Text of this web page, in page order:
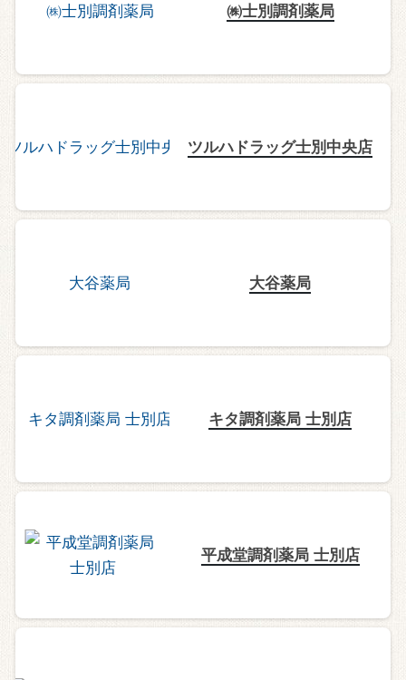
㈱士別調剤薬局
ツルハドラッグ士別中央店
大谷薬局
キタ調剤薬局 士別店
平成堂調剤薬局 士別店